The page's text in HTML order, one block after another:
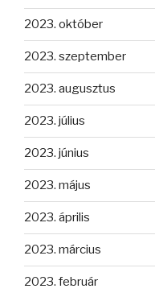
2023. október
2023. szeptember
2023. augusztus
2023. július
2023. június
2023. május
2023. április
2023. március
2023. február